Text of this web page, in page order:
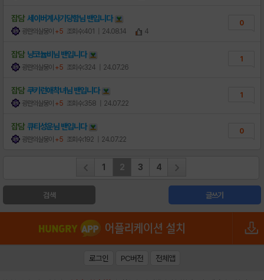
잡담 세이버계사기당함님 밴입니다
광란의살뭉이 +5 조회수:401 | 24.08.14 4
0
잡담 냥코늅비님 밴입니다
광란의살뭉이 +5 조회수:324 | 24.07.26
1
잡담 쿠키런애착녀님 밴입니다
광란의살뭉이 +5 조회수:358 | 24.07.22
1
잡담 큐티성운님 밴입니다
광란의살뭉이 +5 조회수:192 | 24.07.22
0
1 2 3 4
검색 글쓰기
로그인 PC버전 전체앱